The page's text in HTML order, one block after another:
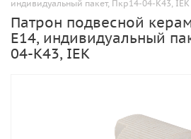
индивидуальный пакет, Пкр14-04-К43, IEK
Патрон подвесной
Е14, индивидуальный
04-К43, IEK